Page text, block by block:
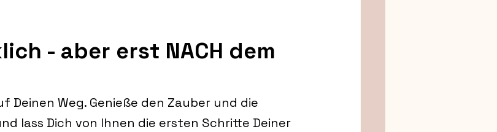
- aber erst NACH dem
Deinen Weg. Genieße den Zauber und die
lass Dich von Ihnen die ersten Schritte Deiner